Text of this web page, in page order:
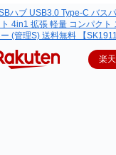
ハブ USB3.0 Type-C バス
4in1 拡張 軽量 コンパクト
(管理S) 送料無料 【
楽